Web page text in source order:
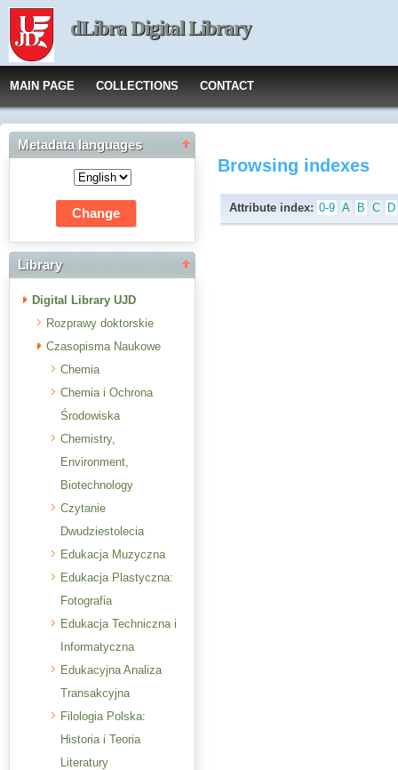
dLibra Digital Library
MAIN PAGE COLLECTIONS CONTACT
Metadata languages
Library
Digital Library UJD
Rozprawy doktorskie
Czasopisma Naukowe
Chemia
Chemia i Ochrona
Środowiska
Chemistry,
Environment,
Biotechnology
Czytanie
Dwudziestolecia
Edukacja Muzyczna
Edukacja Plastyczna:
Fotografia
Edukacja Techniczna i
Informatyczna
Edukacyjna Analiza
Transakcyjna
Filologia Polska:
Historia i Teoria
Literatury
Browsing indexes
Attribute index: 0-9 A B C D